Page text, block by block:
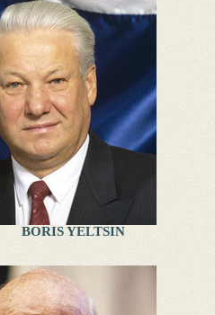
BORIS YELTSIN